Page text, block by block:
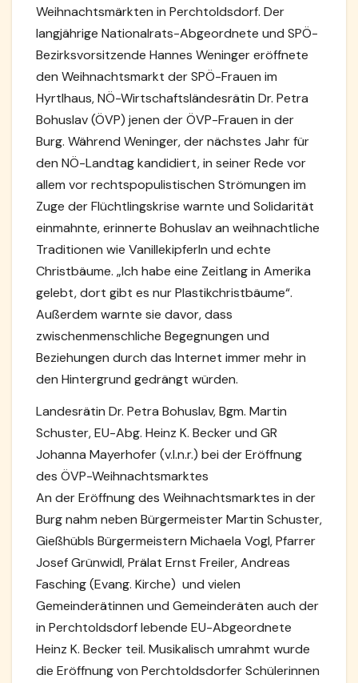
Weihnachtsmärkten in Perchtoldsdorf. Der
langjährige Nationalrats-Abgeordnete und SPÖ-
Bezirksvorsitzende Hannes Weninger eröffnete
den Weihnachtsmarkt der SPÖ-Frauen im
Hyrtlhaus, NÖ-Wirtschaftsländesrätin Dr. Petra
Bohuslav (ÖVP) jenen der ÖVP-Frauen in der
Burg. Während Weninger, der nächstes Jahr für
den NÖ-Landtag kandidiert, in seiner Rede vor
allem vor rechtspopulistischen Strömungen im
Zuge der Flüchtlingskrise warnte und Solidarität
einmahnte, erinnerte Bohuslav an weihnachtliche
Traditionen wie Vanillekipferln und echte
Christbäume. „Ich habe eine Zeitlang in Amerika
gelebt, dort gibt es nur Plastikchristbäume“.
Außerdem warnte sie davor, dass
zwischenmenschliche Begegnungen und
Beziehungen durch das Internet immer mehr in
den Hintergrund gedrängt würden.
Landesrätin Dr. Petra Bohuslav, Bgm. Martin
Schuster, EU-Abg. Heinz K. Becker und GR
Johanna Mayerhofer (v.l.n.r.) bei der Eröffnung
des ÖVP-Weihnachtsmarktes
An der Eröffnung des Weihnachtsmarktes in der
Burg nahm neben Bürgermeister Martin Schuster,
Gießhübls Bürgermeistern Michaela Vogl, Pfarrer
Josef Grünwidl, Prälat Ernst Freiler, Andreas
Fasching (Evang. Kirche) und vielen
Gemeinderätinnen und Gemeinderäten auch der
in Perchtoldsdorf lebende EU-Abgeordnete
Heinz K. Becker teil. Musikalisch umrahmt wurde
die Eröffnung von Perchtoldsdorfer Schülerinnen